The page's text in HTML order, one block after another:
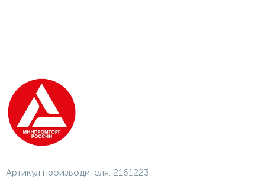
Артикул производителя: 2161223